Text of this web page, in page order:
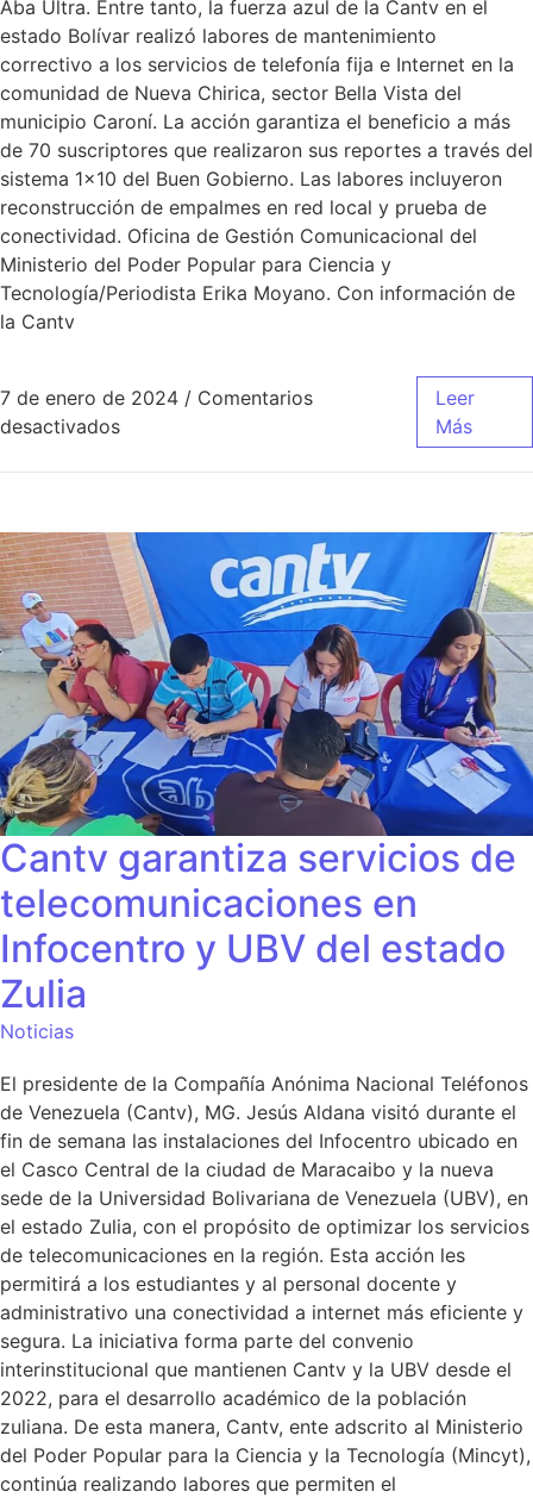
Aba Ultra. Entre tanto, la fuerza azul de la Cantv en el
estado Bolívar realizó labores de mantenimiento
correctivo a los servicios de telefonía fija e Internet en la
comunidad de Nueva Chirica, sector Bella Vista del
municipio Caroní. La acción garantiza el beneficio a más
de 70 suscriptores que realizaron sus reportes a través del
sistema 1×10 del Buen Gobierno. Las labores incluyeron
reconstrucción de empalmes en red local y prueba de
conectividad. Oficina de Gestión Comunicacional del
Ministerio del Poder Popular para Ciencia y
Tecnología/Periodista Erika Moyano. Con información de
la Cantv
7 de enero de 2024 / Comentarios
desactivados
Leer
Más
Cantv garantiza servicios de
telecomunicaciones en
Infocentro y UBV del estado
Zulia
Noticias
El presidente de la Compañía Anónima Nacional Teléfonos
de Venezuela (Cantv), MG. Jesús Aldana visitó durante el
fin de semana las instalaciones del Infocentro ubicado en
el Casco Central de la ciudad de Maracaibo y la nueva
sede de la Universidad Bolivariana de Venezuela (UBV), en
el estado Zulia, con el propósito de optimizar los servicios
de telecomunicaciones en la región. Esta acción les
permitirá a los estudiantes y al personal docente y
administrativo una conectividad a internet más eficiente y
segura. La iniciativa forma parte del convenio
interinstitucional que mantienen Cantv y la UBV desde el
2022, para el desarrollo académico de la población
zuliana. De esta manera, Cantv, ente adscrito al Ministerio
del Poder Popular para la Ciencia y la Tecnología (Mincyt),
continúa realizando labores que permiten el